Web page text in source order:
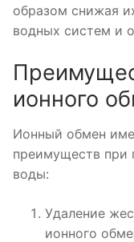
образом снижая
водных систем и
ионного
Ионный обмен
преимуществ при
воды:
Удаление
ионного